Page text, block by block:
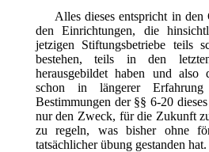
Alles dieses entspricht in den
den Einrichtungen, die
jetzigen Stiftungsbetriebe teils
bestehen, teils in den
herausgebildet haben und also
schon in längerer
Bestimmungen der §§ 6-20
nur den Zweck, für die Zukunft
zu regeln, was bisher ohne
tatsächlicher übung gestanden hat.